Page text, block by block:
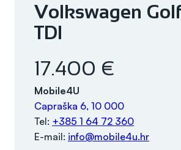
Volkswagen
TDI
17.400 €
Mobile4U
Capraška 6, 10 000
Tel: +385 1 64 72 360
E-mail: info@mobile4u.hr